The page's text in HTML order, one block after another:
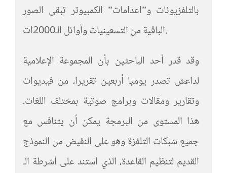
بالتلفزيونات و”اعدامات” الكمبيوتر تبقى الصور
الباقية من التسعينيات وأوائل الـ2000ات.
وقد قدر أحد الباحثين بأن المجموعة الإعلامية
لداعش تصدر يوميا أربعين تقريرا، من فيديوات
وتقارير ومقالات وبرامج صوتية بمختلف اللغات.
هذا المستوى من البرمجة يمكن أن يتنافس مع
جميع شبكات التلفزة وهو على النقيض من النموذج
القديم لتنظيم القاعدة، الذي استند على أشرطة الـ